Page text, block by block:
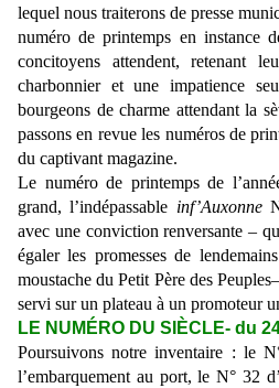
lequel nous traiterons de presse
numéro de printemps en instance
concitoyens attendent, retenant
charbonnier et une impatience
bourgeons de charme attendant la
passons en revue les numéros de
du captivant magazine.
Le numéro de printemps de
grand, l’indépassable inf’Auxonne
avec une conviction renversante –
égaler les promesses de
moustache du Petit Père des
servi sur un plateau à un promoteur
LE NUMÉRO DU SIÈCLE- du
Poursuivons notre inventaire : le
l’embarquement au port, le N° 32